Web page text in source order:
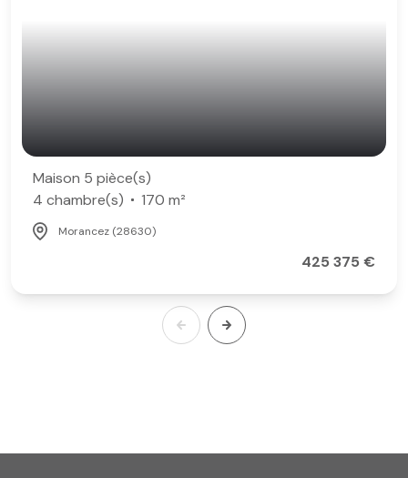
Maison 5 pièce(s)
4 chambre(s)
170 m²
Morancez (28630)
425 375 €